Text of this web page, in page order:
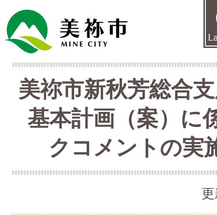
美祢市新秋芳総合
基本計画（案）に
クコメントの実